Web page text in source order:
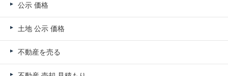
公示 価格
土地 公示 価格
不動産を売る